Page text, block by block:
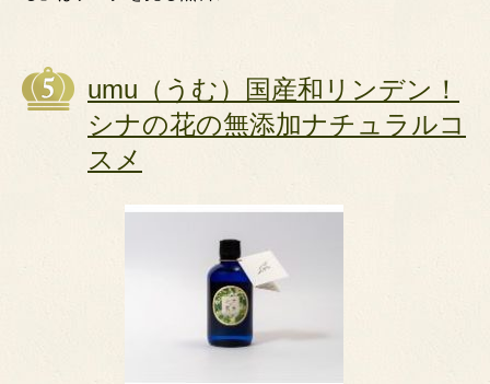
umu（うむ）国産和リンデン！
シナの花の無添加ナチュラルコ
スメ